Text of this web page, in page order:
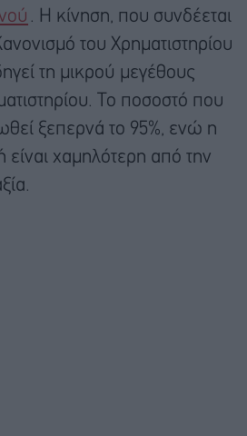
. Η κίνηση, που συνδέεται
του Χρηματιστηρίου
τη μικρού μεγέθους
Το ποσοστό που
ξεπερνά το 95%, ενώ η
χαμηλότερη από την